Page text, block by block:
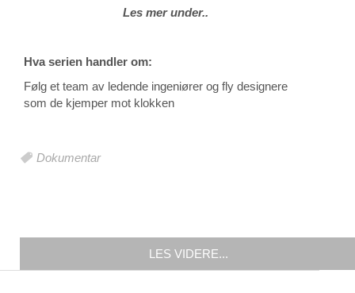
Les mer under..
Hva serien handler om:
Følg et team av ledende ingeniører og fly designere
som de kjemper mot klokken
Dokumentar
LES VIDERE...